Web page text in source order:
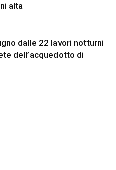
alta
dalle 22 lavori notturni
dell’acquedotto di